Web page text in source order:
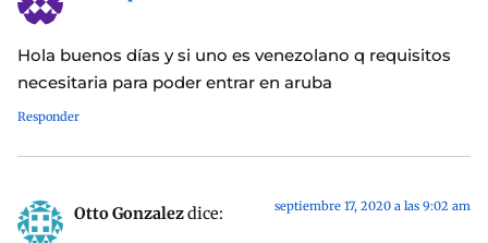
Hola buenos días y si uno es venezolano q requisitos
necesitaria para poder entrar en aruba
Responder
Otto Gonzalezdice: septiembre 17, 2020 a las 9:02 am